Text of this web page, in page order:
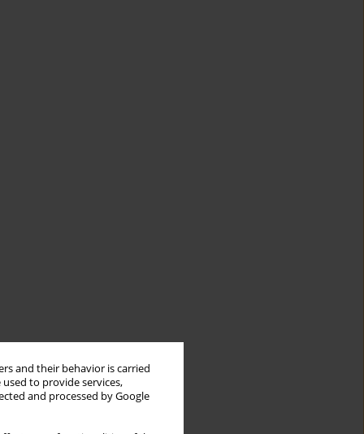
and their behavior is carried
to provide services,
and processed by Google